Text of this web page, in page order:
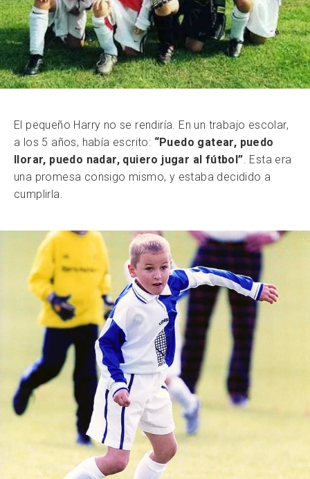
El pequeño Harry no se rendiría. En un trabajo escolar,
a los 5 años, había escrito: “Puedo gatear, puedo
llorar, puedo nadar, quiero jugar al fútbol” . Esta era
una promesa consigo mismo, y estaba decidido a
cumplirla.